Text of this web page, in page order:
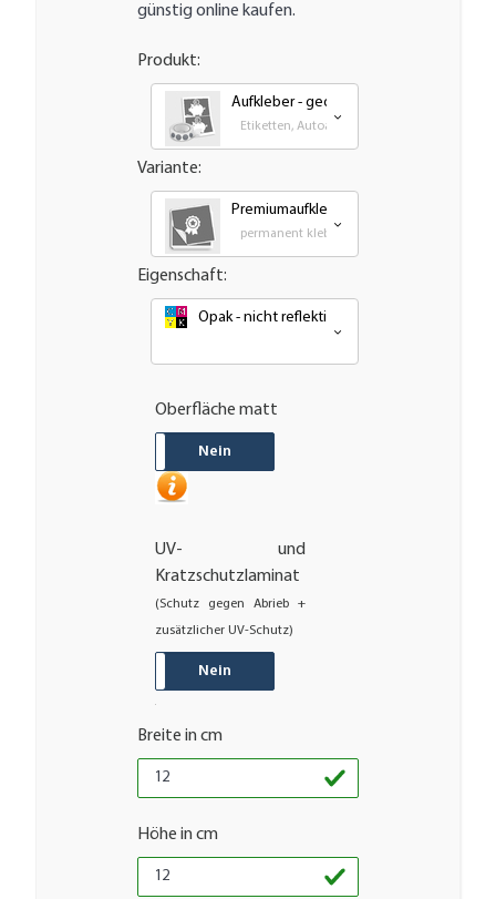
günstig online kaufen.
Produkt:
Aufkleber - gedruckt
Etiketten, Autoaufkleber, Transfer und
Variante:
Premiumaufkleber - wetterfest, UV-
permanent klebende - Outdoor PVC Folie
Eigenschaft:
Opak - nicht reflektierend oder
Oberfläche matt
Nein
UV- und
Kratzschutzlaminat
(Schutz gegen Abrieb +
zusätzlicher UV-Schutz)
Nein
Breite in cm
Höhe in cm